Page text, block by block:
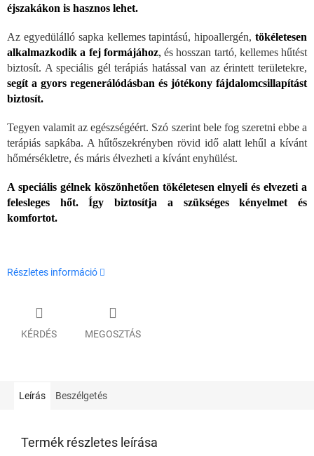
éjszakákon is hasznos lehet.
Az egyedülálló sapka kellemes tapintású, hipoallergén, tökéletesen
alkalmazkodik a fej formájához, és hosszan tartó, kellemes hűtést
biztosít. A speciális gél terápiás hatással van az érintett területekre,
segít a gyors regenerálódásban és jótékony fájdalomcsillapítást
biztosít.
Tegyen valamit az egészségéért. Szó szerint bele fog szeretni ebbe a
terápiás sapkába. A hűtőszekrényben rövid idő alatt lehűl a kívánt
hőmérsékletre, és máris élvezheti a kívánt enyhülést.
A speciális gélnek köszönhetően tökéletesen elnyeli és elvezeti a
felesleges hőt. Így biztosítja a szükséges kényelmet és
komfortot.
Részletes információ
KÉRDÉS MEGOSZTÁS
Leírás Beszélgetés
Termék részletes leírása